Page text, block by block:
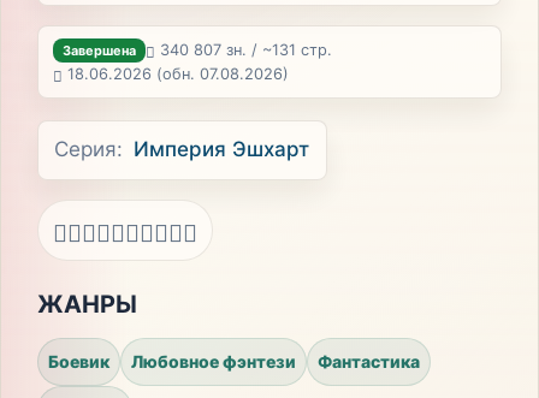
Завершена
340 807 зн. / ~131 стр.
18.06.2026 (обн. 07.08.2026)
Серия: Империя Эшхарт
ЖАНРЫ
Боевик Любовное фэнтези Фантастика